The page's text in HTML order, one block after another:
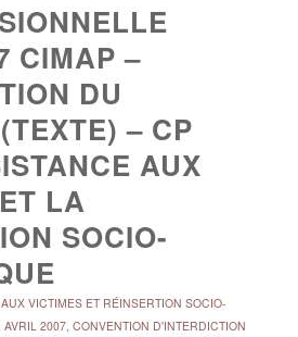
CIMAP –
DU
– CP
AUX
LA
SOCIO-
VICTIMES ET RÉINSERTION SOCIO-
AVRIL 2007, CONVENTION D'INTERDICTION